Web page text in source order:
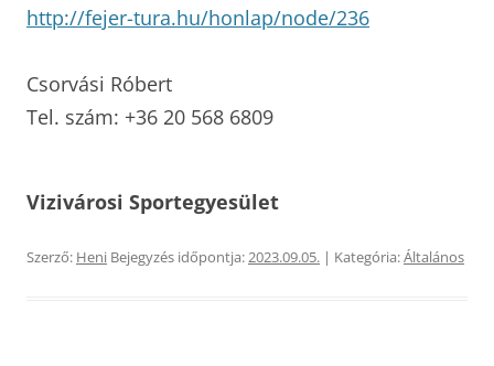
http://fejer-tura.hu/honlap/node/236
Csorvási Róbert
Tel. szám: +36 20 568 6809
Vizivárosi Sportegyesület
Szerző: Heni Bejegyzés időpontja:2023.09.05. | Kategória:Általános